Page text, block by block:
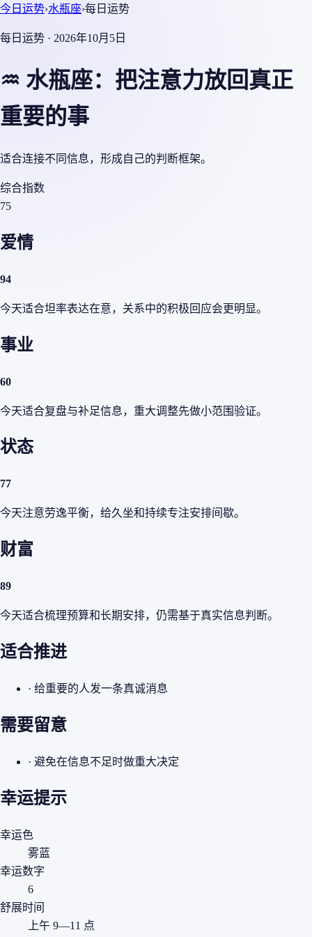
今日运势›水瓶座›每日运势
每日运势 · 2026年10月5日
♒ 水瓶座：把注意力放回真正
重要的事
适合连接不同信息，形成自己的判断框架。
综合指数
75
爱情
94
今天适合坦率表达在意，关系中的积极回应会更明显。
事业
60
今天适合复盘与补足信息，重大调整先做小范围验证。
状态
77
今天注意劳逸平衡，给久坐和持续专注安排间歇。
财富
89
今天适合梳理预算和长期安排，仍需基于真实信息判断。
适合推进
· 给重要的人发一条真诚消息
需要留意
· 避免在信息不足时做重大决定
幸运提示
幸运色
雾蓝
幸运数字
6
舒展时间
上午 9—11 点